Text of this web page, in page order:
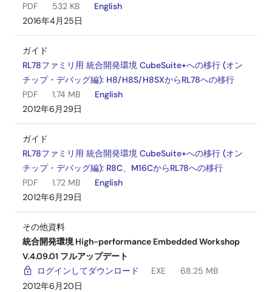
M16C/62A、M16C/62Mグループ レジスタ定義
ログインしてダウンロード
ZIP
21 KB
English
2004年6月30日
M16C/62N(M3062GF8NFP/GPを含む)グループ レジスタ
定義
ログインしてダウンロード
ZIP
20 KB
English
2004年6月30日
PDF
532 KB
English
2016年4月25日
ガイド
RL78ファミリ用 統合開発環境 CubeSuite+への移行 (オン
チップ・デバッグ編): H8/H8S/H8SXからRL78への移行
PDF
1.74 MB
English
2012年6月29日
ガイド
RL78ファミリ用 統合開発環境 CubeSuite+への移行 (オン
チップ・デバッグ編): R8C、M16CからRL78への移行
PDF
1.72 MB
English
2012年6月29日
その他資料
統合開発環境 High-performance Embedded Workshop
V.4.09.01 フルアップデート
ログインしてダウンロード
EXE
68.25 MB
2012年6月20日